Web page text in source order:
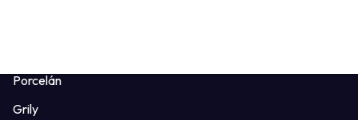
Porcelán
Grily